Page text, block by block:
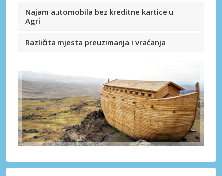
Najam automobila bez kreditne kartice u
Agri
Različita mjesta preuzimanja i vraćanja